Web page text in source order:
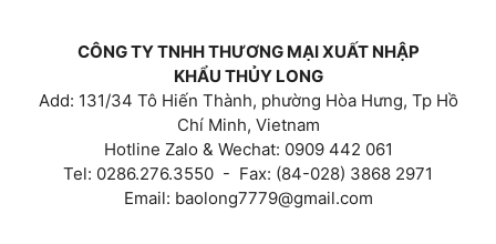
CÔNG TY TNHH THƯƠNG MẠI XUẤT NHẬP
KHẨU THỦY LONG
Add: 131/34 Tô Hiến Thành, phường Hòa Hưng, Tp Hồ
Chí Minh, Vietnam
Hotline Zalo & Wechat: 0909 442 061
Tel: 0286.276.3550 - Fax: (84-028) 3868 2971
Email: baolong7779@gmail.com